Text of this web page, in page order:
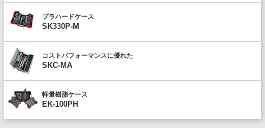
プラハードケース
SK330P-M
コストパフォーマンスに優れた
SKC-MA
軽量樹脂ケース
EK-100PH